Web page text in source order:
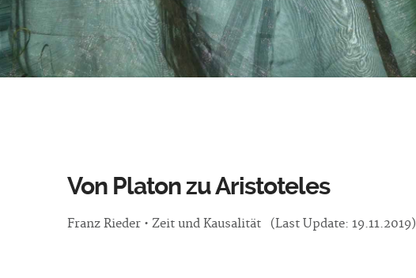
Von Platon zu Aristoteles
Franz Rieder • Zeit und Kausalität (Last Update: 19.11.2019)